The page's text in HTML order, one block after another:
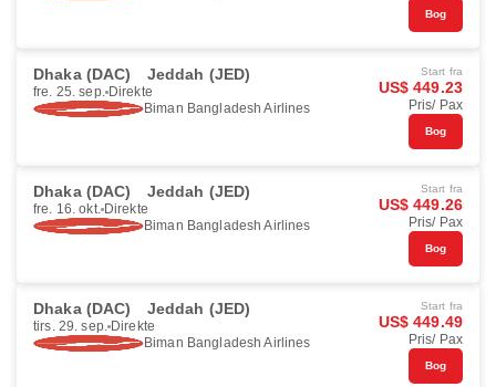
Bog
Dhaka (DAC) Jeddah (JED)
fre. 25. sep. Direkte
Biman Bangladesh Airlines
Start fra
US$ 449.23
Pris/ Pax
Bog
Dhaka (DAC) Jeddah (JED)
fre. 16. okt. Direkte
Biman Bangladesh Airlines
Start fra
US$ 449.26
Pris/ Pax
Bog
Dhaka (DAC) Jeddah (JED)
tirs. 29. sep. Direkte
Biman Bangladesh Airlines
Start fra
US$ 449.49
Pris/ Pax
Bog